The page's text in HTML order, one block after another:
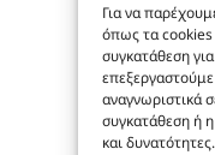
Για να
όπως τα cookies
συγκατάθεση
αναγνωριστικά
συγκατάθεση ή
και δυνατότητες.